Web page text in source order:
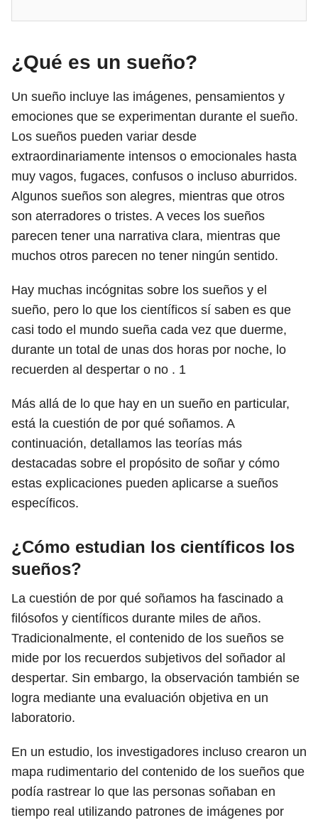
¿Qué es un sueño?
Un sueño incluye las imágenes, pensamientos y
emociones que se experimentan durante el sueño.
Los sueños pueden variar desde
extraordinariamente intensos o emocionales hasta
muy vagos, fugaces, confusos o incluso aburridos.
Algunos sueños son alegres, mientras que otros
son aterradores o tristes. A veces los sueños
parecen tener una narrativa clara, mientras que
muchos otros parecen no tener ningún sentido.
Hay muchas incógnitas sobre los sueños y el
sueño, pero lo que los científicos sí saben es que
casi todo el mundo sueña cada vez que duerme,
durante un total de unas dos horas por noche, lo
recuerden al despertar o no . 1
Más allá de lo que hay en un sueño en particular,
está la cuestión de por qué soñamos. A
continuación, detallamos las teorías más
destacadas sobre el propósito de soñar y cómo
estas explicaciones pueden aplicarse a sueños
específicos.
¿Cómo estudian los científicos los
sueños?
La cuestión de por qué soñamos ha fascinado a
filósofos y científicos durante miles de años.
Tradicionalmente, el contenido de los sueños se
mide por los recuerdos subjetivos del soñador al
despertar. Sin embargo, la observación también se
logra mediante una evaluación objetiva en un
laboratorio.
En un estudio, los investigadores incluso crearon un
mapa rudimentario del contenido de los sueños que
podía rastrear lo que las personas soñaban en
tiempo real utilizando patrones de imágenes por